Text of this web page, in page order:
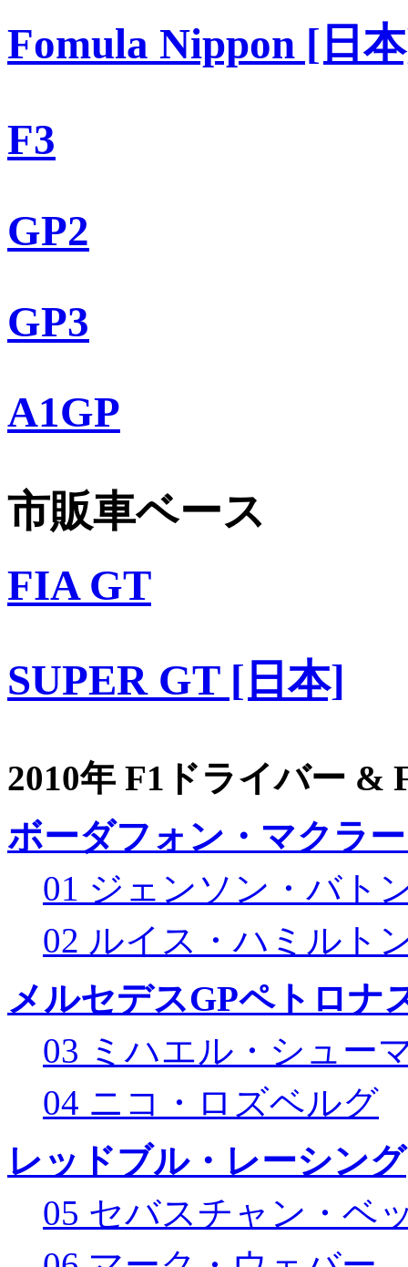
Fomula Nippon [日
F3
GP2
GP3
A1GP
市販車ベース
FIA GT
SUPER GT [日本]
2010年 F1ドライバー &
ボーダフォン・マクラ
01 ジェンソン・バト
02 ルイス・ハミルト
メルセデスGPペトロナ
03 ミハエル・シュー
04 ニコ・ロズベルグ
レッドブル・レーシング
05 セバスチャン・ベ